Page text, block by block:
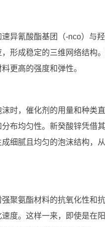
异氰酸酯基团（-nco）与羟
形成稳定的三维网络结构
更高的强度和弹性。
时，催化剂的用量和种类
布均匀性。新癸酸锌凭借
细腻且均匀的泡沫结构，
聚氨酯材料的抗氧化性和
度。这样一来，即使是在